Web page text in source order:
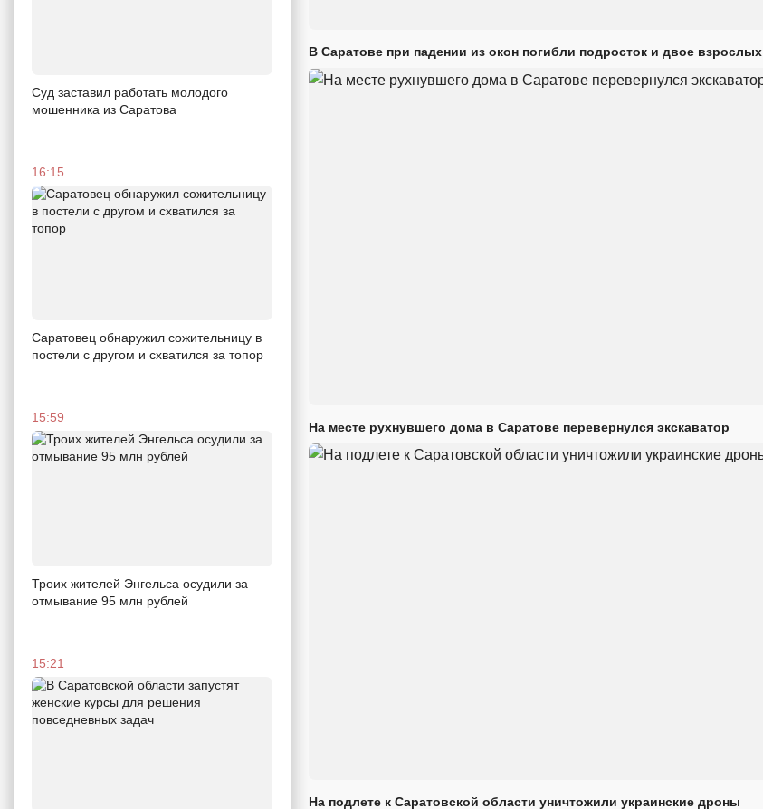
Суд заставил работать молодого
мошенника из Саратова
16:15
Саратовец обнаружил сожительницу в
постели с другом и схватился за топор
15:59
Троих жителей Энгельса осудили за
отмывание 95 млн рублей
15:21
В Саратове при падении из окон погибли подросток и двое взрослых
На месте рухнувшего дома в Саратове перевернулся экскаватор
На подлете к Саратовской области уничтожили украинские дроны